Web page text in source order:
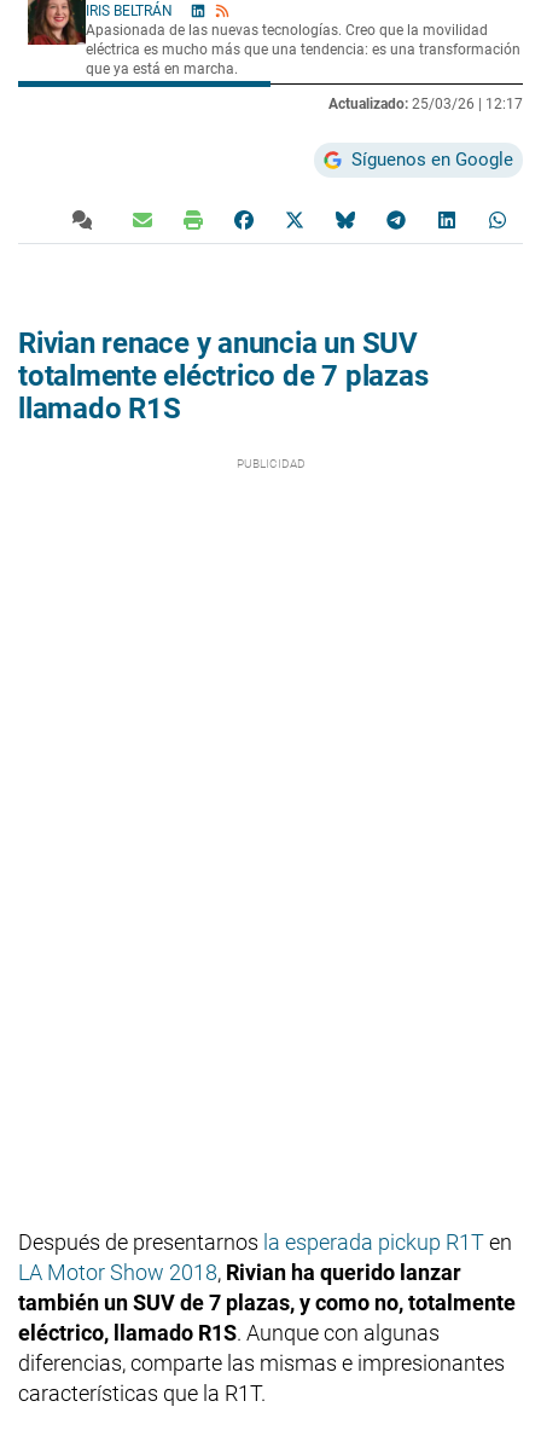
IRIS BELTRÁN
Apasionada de las nuevas tecnologías. Creo que la movilidad
eléctrica es mucho más que una tendencia: es una transformación
que ya está en marcha.
Actualizado: 25/03/26 | 12:17
Síguenos en Google
Rivian renace y anuncia un SUV
totalmente eléctrico de 7 plazas
llamado R1S
Después de presentarnos la esperada pickup R1Ten
LA Motor Show 2018, Rivian ha querido lanzar
también un SUV de 7 plazas, y como no, totalmente
eléctrico, llamado R1S. Aunque con algunas
diferencias, comparte las mismas e impresionantes
características que la R1T.